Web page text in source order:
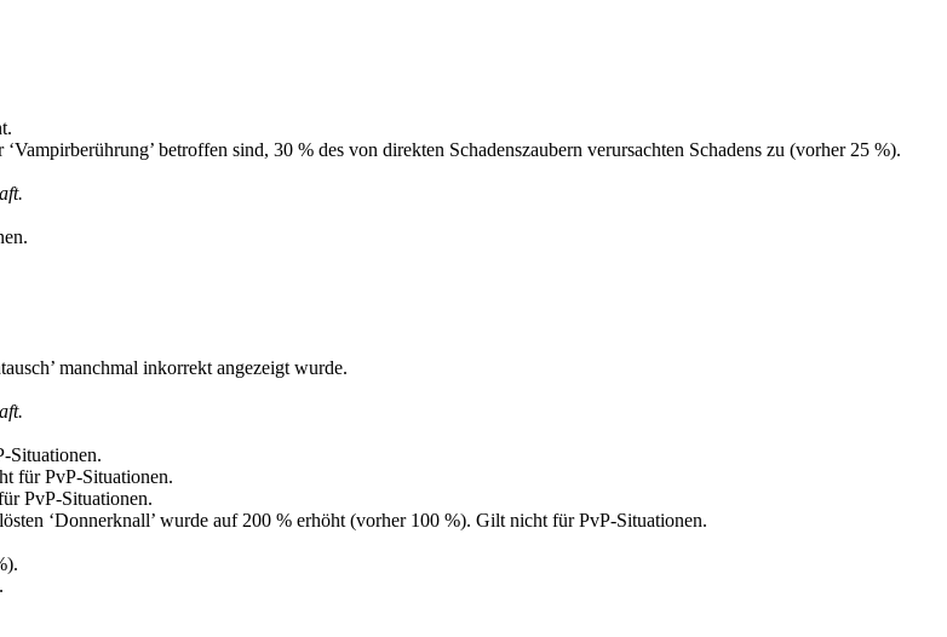
betroffen sind, 30 % des von direkten Schadenszaubern verursachten Schadens zu (vorher 25 %).
manchmal inkorrekt angezeigt wurde.
Situationen.
für PvP-Situationen.
PvP-Situationen.
‘Donnerknall’ wurde auf 200 % erhöht (vorher 100 %). Gilt nicht für PvP-Situationen.